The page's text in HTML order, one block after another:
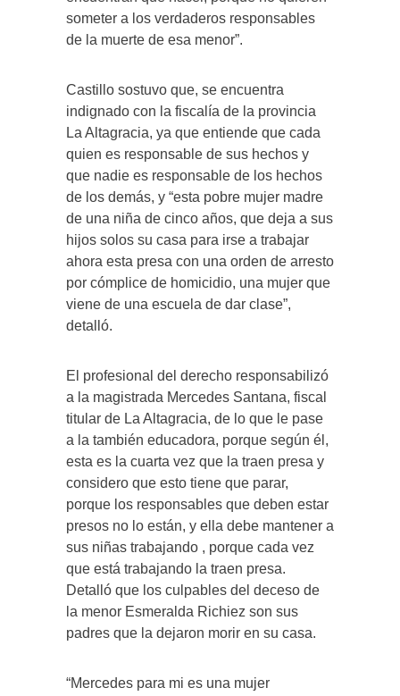
someter a los verdaderos responsables
de la muerte de esa menor”.
Castillo sostuvo que, se encuentra
indignado con la fiscalía de la provincia
La Altagracia, ya que entiende que cada
quien es responsable de sus hechos y
que nadie es responsable de los hechos
de los demás, y “esta pobre mujer madre
de una niña de cinco años, que deja a sus
hijos solos su casa para irse a trabajar
ahora esta presa con una orden de arresto
por cómplice de homicidio, una mujer que
viene de una escuela de dar clase”,
detalló.
El profesional del derecho responsabilizó
a la magistrada Mercedes Santana, fiscal
titular de La Altagracia, de lo que le pase
a la también educadora, porque según él,
esta es la cuarta vez que la traen presa y
considero que esto tiene que parar,
porque los responsables que deben estar
presos no lo están, y ella debe mantener a
sus niñas trabajando , porque cada vez
que está trabajando la traen presa.
Detalló que los culpables del deceso de
la menor Esmeralda Richiez son sus
padres que la dejaron morir en su casa.
“Mercedes para mi es una mujer